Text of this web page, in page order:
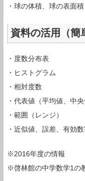
・球の体積、球の表面積
資料の活用（簡
・度数分布表
・ヒストグラム
・相対度数
・代表値（平均値、中央
・範囲（レンジ）
・近似値、誤差、有効
※2016年度の情報
※啓林館の中学数学1の